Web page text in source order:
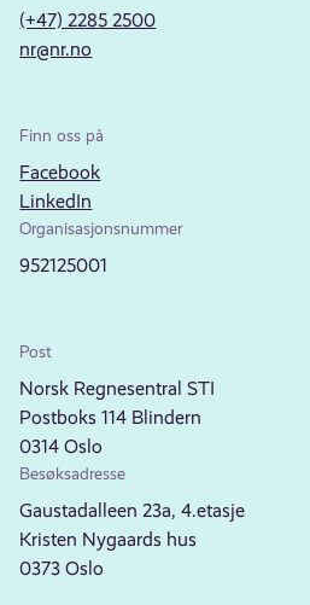
(+47) 2285 2500
nr@nr.no
Finn oss på
Facebook
LinkedIn
Organisasjonsnummer
952125001
Post
Norsk Regnesentral STI
Postboks 114 Blindern
0314 Oslo
Besøksadresse
Gaustadalleen 23a, 4.etasje
Kristen Nygaards hus
0373 Oslo